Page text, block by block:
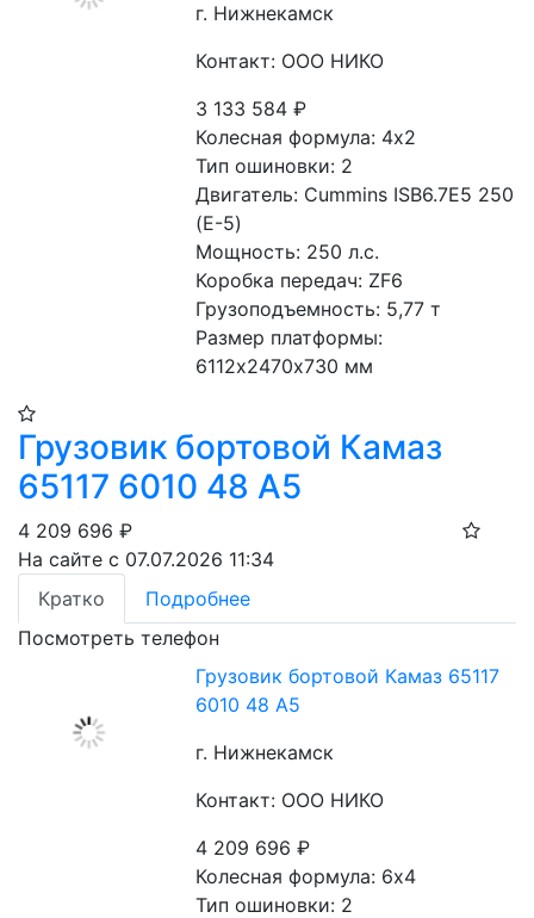
г. Нижнекамск
Контакт: ООО НИКО
3 133 584₽
Колесная формула: 4х2
Тип ошиновки: 2
Двигатель: Сummins ISB6.7E5 250
(Е-5)
Мощность: 250 л.с.
Коробка передач: ZF6
Грузоподъемность: 5,77 т
Размер платформы:
6112х2470х730 мм
Грузовик бортовой Камаз
65117 6010 48 А5
4 209 696 ₽
На сайте с 07.07.2026 11:34
Кратко
Подробнее
Посмотреть телефон
Грузовик бортовой Камаз 65117
6010 48 А5
г. Нижнекамск
Контакт: ООО НИКО
4 209 696₽
Колесная формула: 6х4
Тип ошиновки: 2